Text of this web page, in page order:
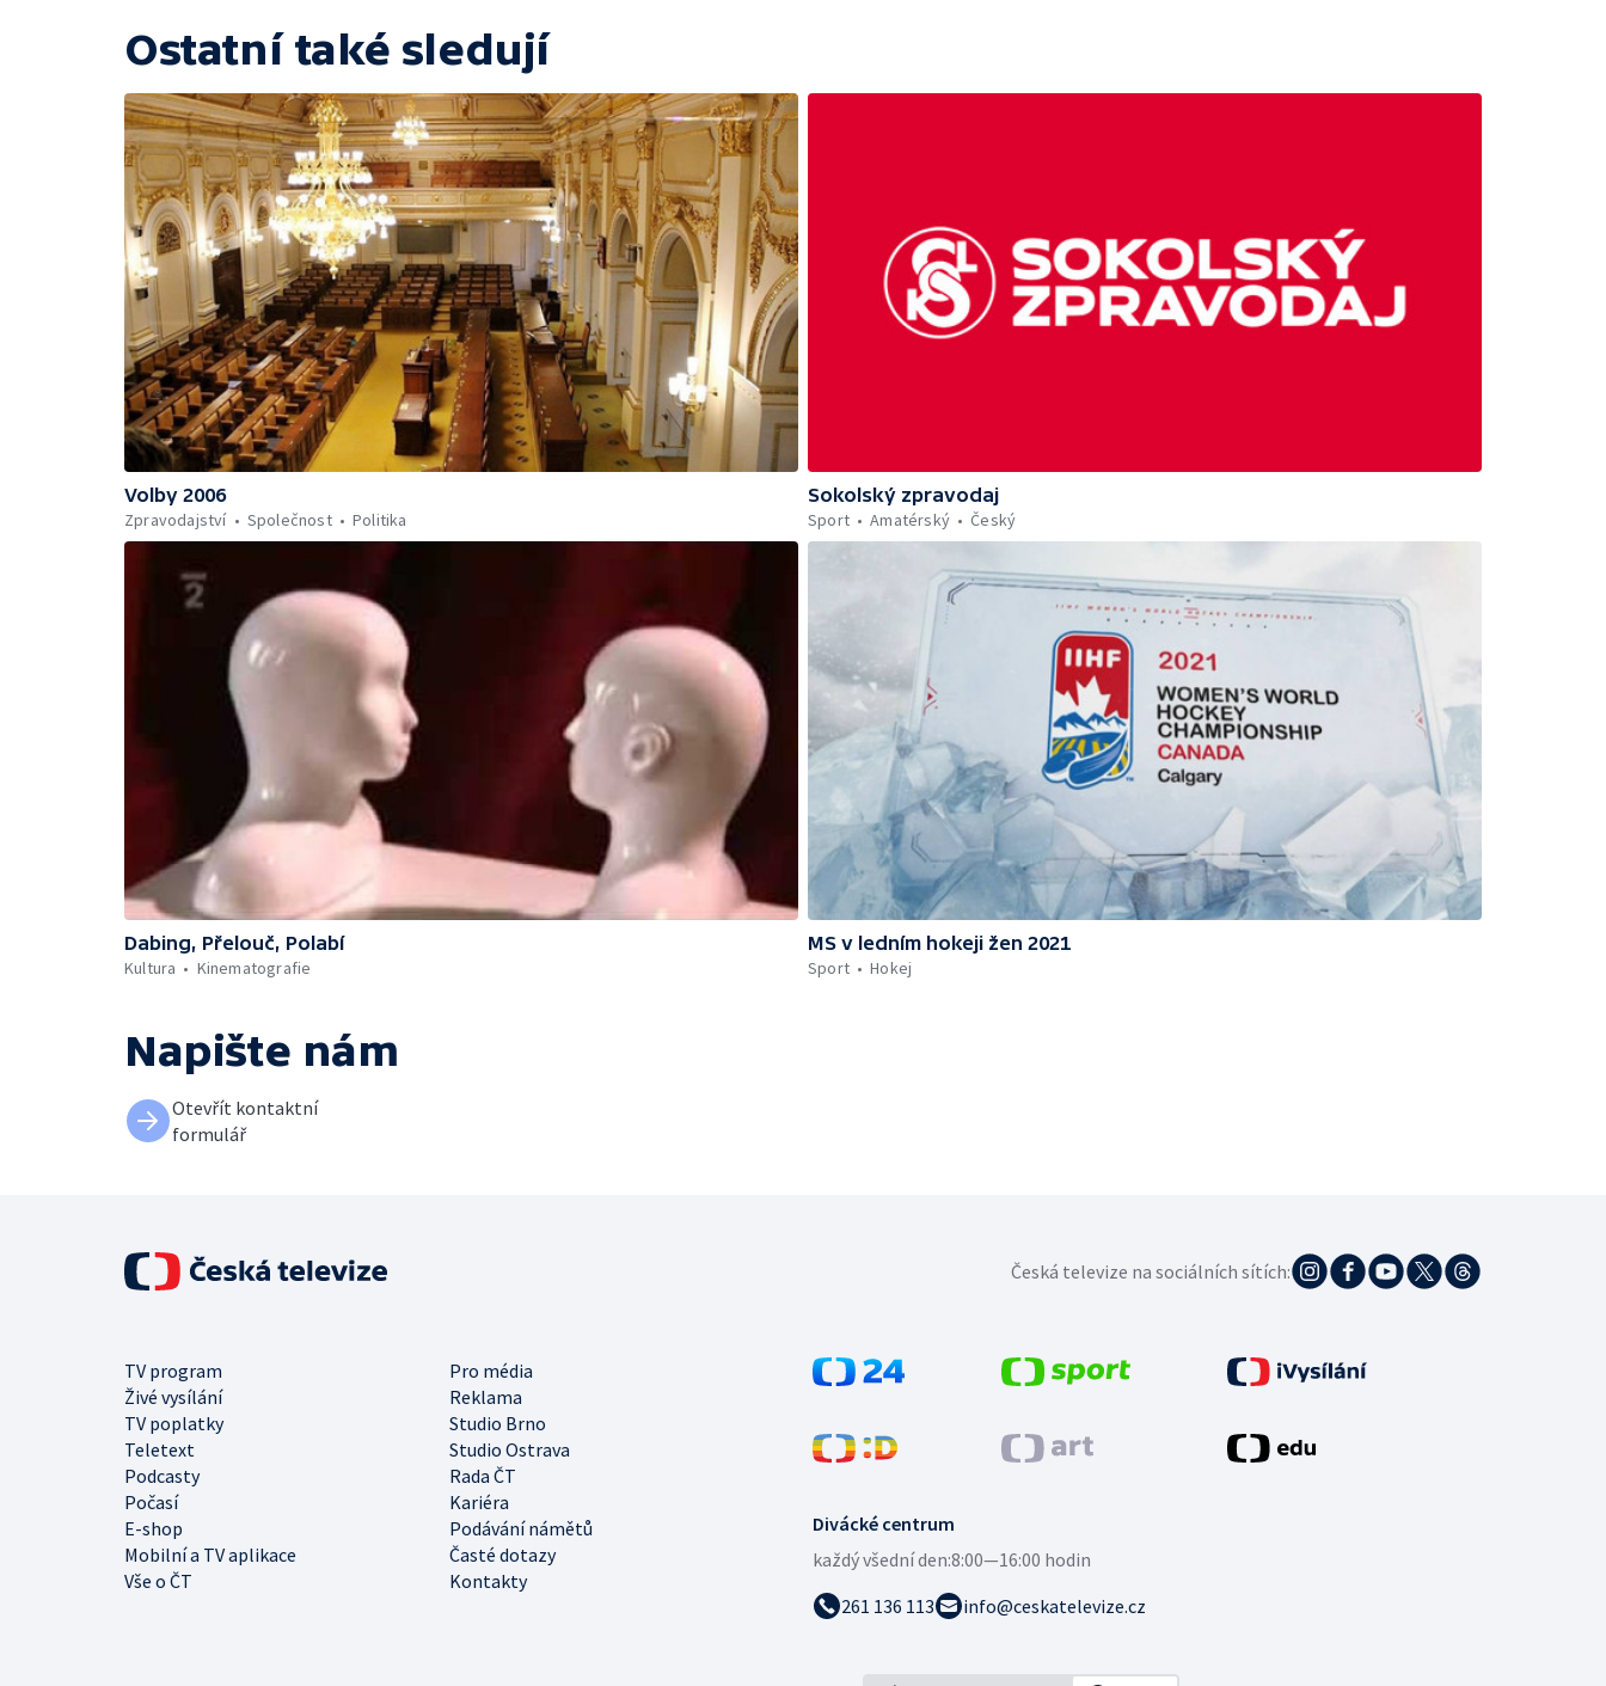
Ostatní také sledují
Volby 2006
Zpravodajství
Společnost Politika
Sokolský zpravodaj
Sport
Amatérský Český
Dabing, Přelouč, Polabí
Kultura
Kinematografie
MS v ledním hokeji žen 2021
Sport
Hokej
Napište nám
Otevřít kontaktní
formulář
Divácké centrum
každý všední den:8:00—16:00 hodin
261 136 113
info@ceskatelevize.cz
TV program
Pro média
Živé vysílání
Reklama
TV poplatky
Studio Brno
Teletext
Studio Ostrava
Podcasty
Rada ČT
Počasí
Kariéra
E-shop
Podávání námětů
Mobilní a TV aplikace
Časté dotazy
Vše o ČT
Kontakty
Česká televize na sociálních sítích: